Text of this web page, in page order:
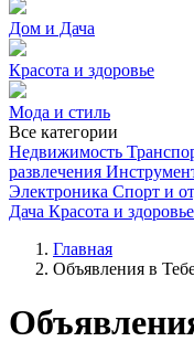
Дом и Дача
Красота и здоровье
Мода и стиль
Все категории
Недвижимость
развлечения
Электроника Спорт и
Дача Красота и здоровье
Главная
Объявления в